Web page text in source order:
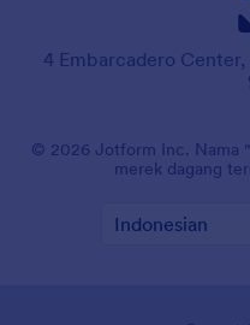
4 Embarcadero
© 2026 Jotform Inc. Nama
merek dagang